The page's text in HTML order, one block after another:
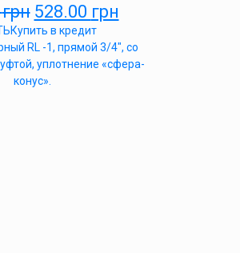
грн 528.00 грн
Купить в кредит
RL -1, прямой 3/4″, со
уплотнение «сфера-
конус».